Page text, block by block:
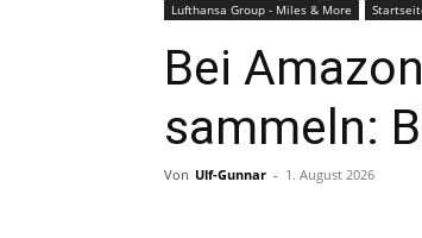
Lufthansa Group - Miles & More
Bei
sammeln:
Von Ulf-Gunnar - 1. August 2026